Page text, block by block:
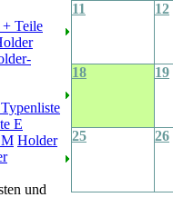
Teile
E
M Holder
und
11 12
18 19
25 26